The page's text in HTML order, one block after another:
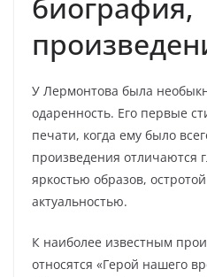
У Лермонтова была
одаренность. Его первые
печати, когда ему было
произведения отличаются
яркостью образов,
актуальностью.
К наиболее известным
относятся «Герой нашего